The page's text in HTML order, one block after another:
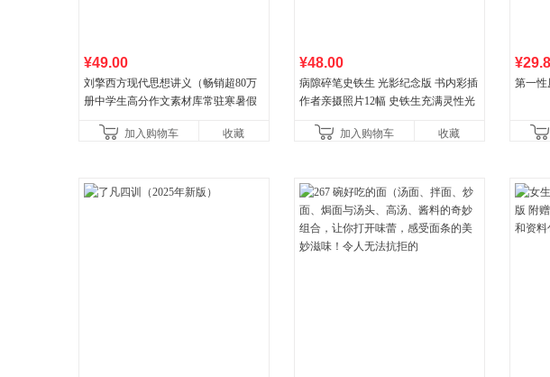
¥49.00
刘擎西方现代思想讲义（畅销超80万
册中学生高分作文素材库常驻寒暑假
讲透西方思想史，哲学知
加入购物车 收藏
¥48.00
病隙碎笔史铁生 光影纪念版 书内彩插
作者亲摄照片12幅 史铁生充满灵性光
加入购物车
收藏
第一性